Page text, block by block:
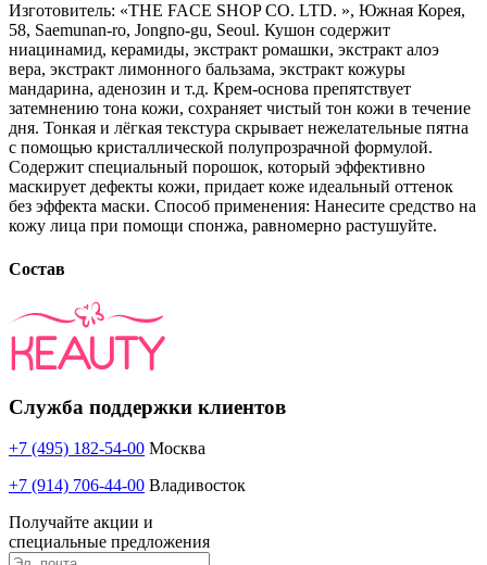
Изготовитель: «THE FACE SHOP CO. LTD. », Южная Корея,
58, Saemunan-ro, Jongno-gu, Seoul. Кушон содержит
ниацинамид, керамиды, экстракт ромашки, экстракт алоэ
вера, экстракт лимонного бальзама, экстракт кожуры
мандарина, аденозин и т.д. Крем-основа препятствует
затемнению тона кожи, сохраняет чистый тон кожи в течение
дня. Тонкая и лёгкая текстура скрывает нежелательные пятна
с помощью кристаллической полупрозрачной формулой.
Содержит специальный порошок, который эффективно
маскирует дефекты кожи, придает коже идеальный оттенок
без эффекта маски. Способ применения: Нанесите средство на
кожу лица при помощи спонжа, равномерно растушуйте.
Состав
Служба поддержки клиентов
+7 (495) 182-54-00 Москва
+7 (914) 706-44-00 Владивосток
Получайте акции и
специальные предложения